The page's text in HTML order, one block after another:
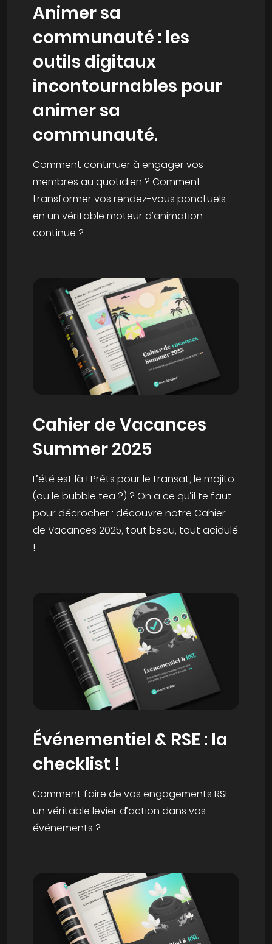
Animer sa
communauté : les
outils digitaux
incontournables pour
animer sa
communauté.
Comment continuer à engager vos
membres au quotidien ? Comment
transformer vos rendez-vous ponctuels
en un véritable moteur d’animation
continue ?
Cahier de Vacances
Summer 2025
L’été est là ! Prêts pour le transat, le mojito
(ou le bubble tea ?) ? On a ce qu’il te faut
pour décrocher : découvre notre Cahier
de Vacances 2025, tout beau, tout acidulé
!
Événementiel & RSE : la
checklist !
Comment faire de vos engagements RSE
un véritable levier d’action dans vos
événements ?